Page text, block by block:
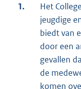
1.
Het
jeugdige
biedt van
door een
gevallen
de
komen